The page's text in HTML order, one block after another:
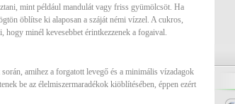
mint például mandulát vagy friss gyümölcsöt. Ha
öblítse ki alaposan a száját némi vízzel. A cukros,
hogy minél kevesebbet érintkezzenek a fogaival.
amihez a forgatott levegő és a minimális vízadagok
be az élelmiszermaradékok kiöblítésében, éppen ezért